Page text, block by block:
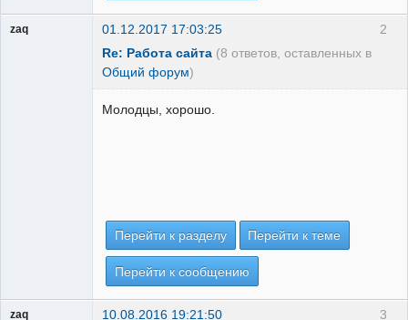
2
zaq
01.12.2017 17:03:25
Re: Работа сайта (8 ответов, оставленных в
Общий форум)
Молодцы, хорошо.
Перейти к разделу Перейти к теме
Перейти к сообщению
3
zaq
10.08.2016 19:21:50